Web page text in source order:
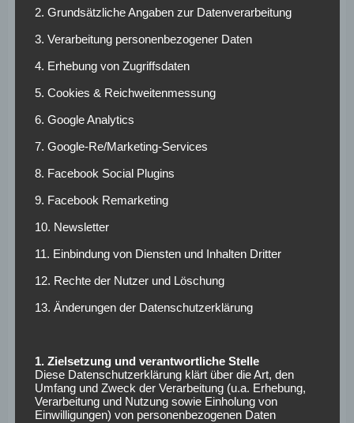
Kerngeschäft international weitaus herausfordernder
dabei, zu vermitteln, dass Fußball das Kerngeschäft ist und
bleibt.
Erlöse sollen auch in
Zukunft dem
Kerngeschäft zugute
kommen
Joachim Watzke, stand dem E-Sport bislang äußerst
skeptisch gegenüber. Jobst ist sich dennoch sicher, dass
Gedanken über das neue Segment und Geschäftsfeld
auch oder gerade als Traditionsverein innovativ zu denken
und neue Wege zu gehen.
Eine konträre Position des E-Sports zu der Marken-
2. Grundsätzliche Angaben zur Datenverarbeitung
3. Verarbeitung personenbezogener Daten
4. Erhebung von Zugriffsdaten
5. Cookies & Reichweitenmessung
6. Google Analytics
7. Google-Re/Marketing-Services
8. Facebook Social Plugins
9. Facebook Remarketing
10. Newsletter
11. Einbindung von Diensten und Inhalten Dritter
12. Rechte der Nutzer und Löschung
13. Änderungen der Datenschutzerklärung
1. Zielsetzung und verantwortliche Stelle
Diese Datenschutzerklärung klärt über die Art, den
Umfang und Zweck der Verarbeitung (u.a. Erhebung,
Verarbeitung und Nutzung sowie Einholung von
Einwilligungen) von personenbezogenen Daten